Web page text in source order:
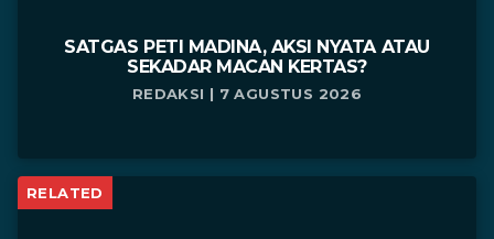
SATGAS PETI MADINA, AKSI NYATA ATAU
SEKADAR MACAN KERTAS?
REDAKSI | 7 AGUSTUS 2026
RELATED